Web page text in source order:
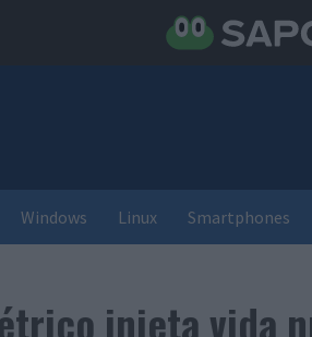
Windows Linux Smartphones
injeta vida